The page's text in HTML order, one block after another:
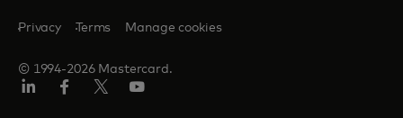
© 1994-2026 Mastercard.
Privacy Terms Manage cookies